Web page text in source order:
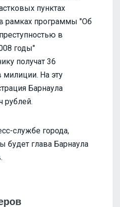
пунктах
рамках программы "Об
в
годы"
получат 36
милиции. На эту
Барнаула
рублей.
службе города,
будет глава Барнаула